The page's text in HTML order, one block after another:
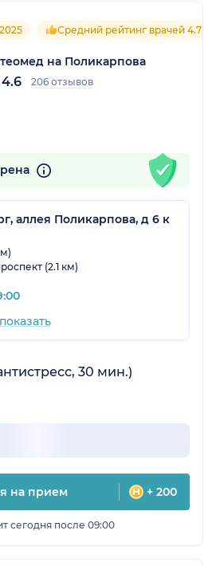
Средний рейтинг врачей 4.7
на Поликарпова
4.6 206 отзывов
аллея Поликарпова, д 6 к
(2.1 км)
показать
30 мин.)
на прием + 200
сегодня после 09:00